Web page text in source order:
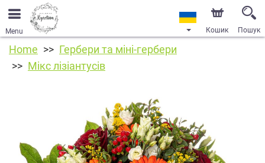
Menu Кошик Пошук
Home
Гербери та міні-гербери
Мікс лізіантусів